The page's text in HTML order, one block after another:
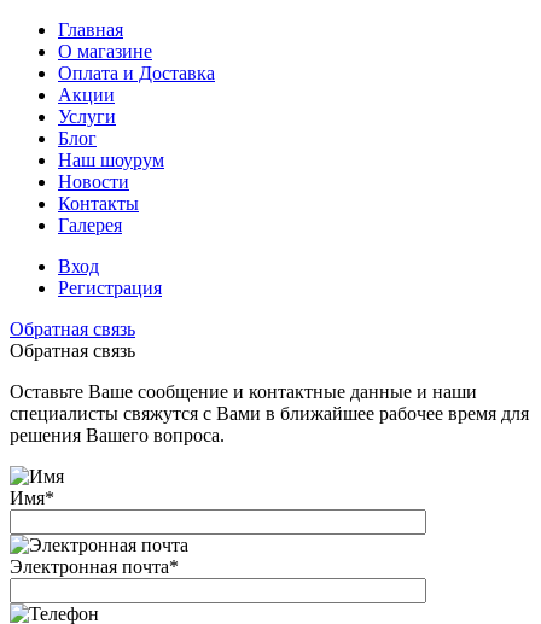
Главная
О магазине
Оплата и Доставка
Акции
Услуги
Блог
Наш шоурум
Новости
Контакты
Галерея
Вход
Регистрация
Обратная связь
Обратная связь
Оставьте Ваше сообщение и контактные данные и наши
специалисты свяжутся с Вами в ближайшее рабочее время для
решения Вашего вопроса.
Имя*
Электронная почта*